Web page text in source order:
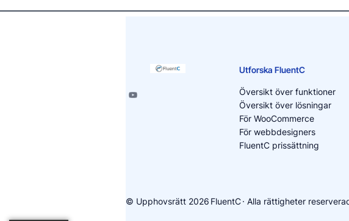
Utforska FluentC
Översikt över funktioner
Översikt över lösningar
För WooCommerce
För webbdesigners
FluentC prissättning
© Upphovsrätt 2026 FluentC· Alla rättigheter